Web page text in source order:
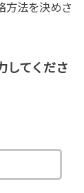
方法を決めさ
してくださ